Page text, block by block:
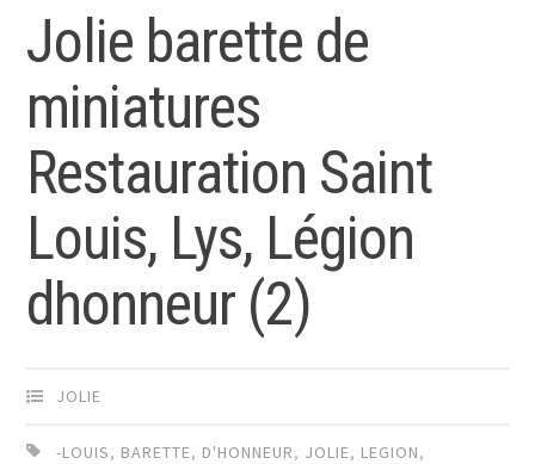
Jolie barette de
miniatures
Restauration Saint
Louis, Lys, Légion
dhonneur (2)
JOLIE
-LOUIS, BARETTE, D'HONNEUR, JOLIE, LEGION,